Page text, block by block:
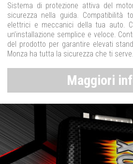
Sistema di protezione attiva del
sicurezza nella guida. Compatibilità
elettrici e meccanici della tua auto.
un’installazione semplice e veloce.
del prodotto per garantire elevati
Monza ha tutta la sicurezza che ti serve.
Maggiori